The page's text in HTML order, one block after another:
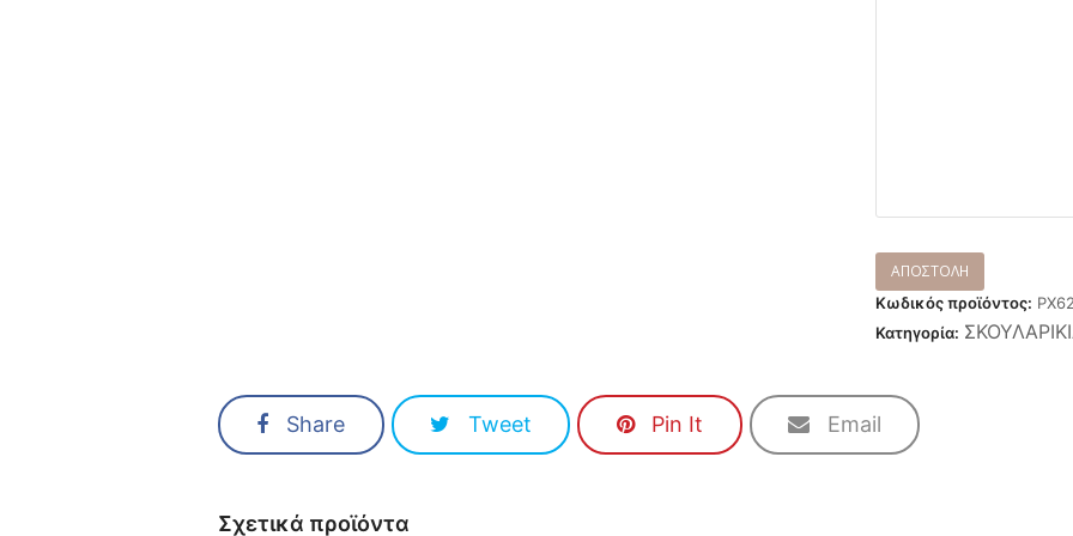
Κωδικός προϊόντος:
Κατηγορία:
Share Tweet Pin It Email
Σχετικά προϊόντα